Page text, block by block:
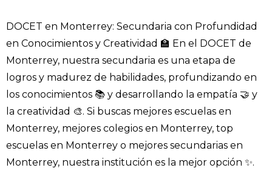
DOCET en Monterrey: Secundaria con Profundidad
en Conocimientos y Creatividad 🏫 En el DOCET de
Monterrey, nuestra secundaria es una etapa de
logros y madurez de habilidades, profundizando en
los conocimientos 📚 y desarrollando la empatía 🤝 y
la creatividad 🎨. Si buscas mejores escuelas en
Monterrey, mejores colegios en Monterrey, top
escuelas en Monterrey o mejores secundarias en
Monterrey, nuestra institución es la mejor opción ✨.